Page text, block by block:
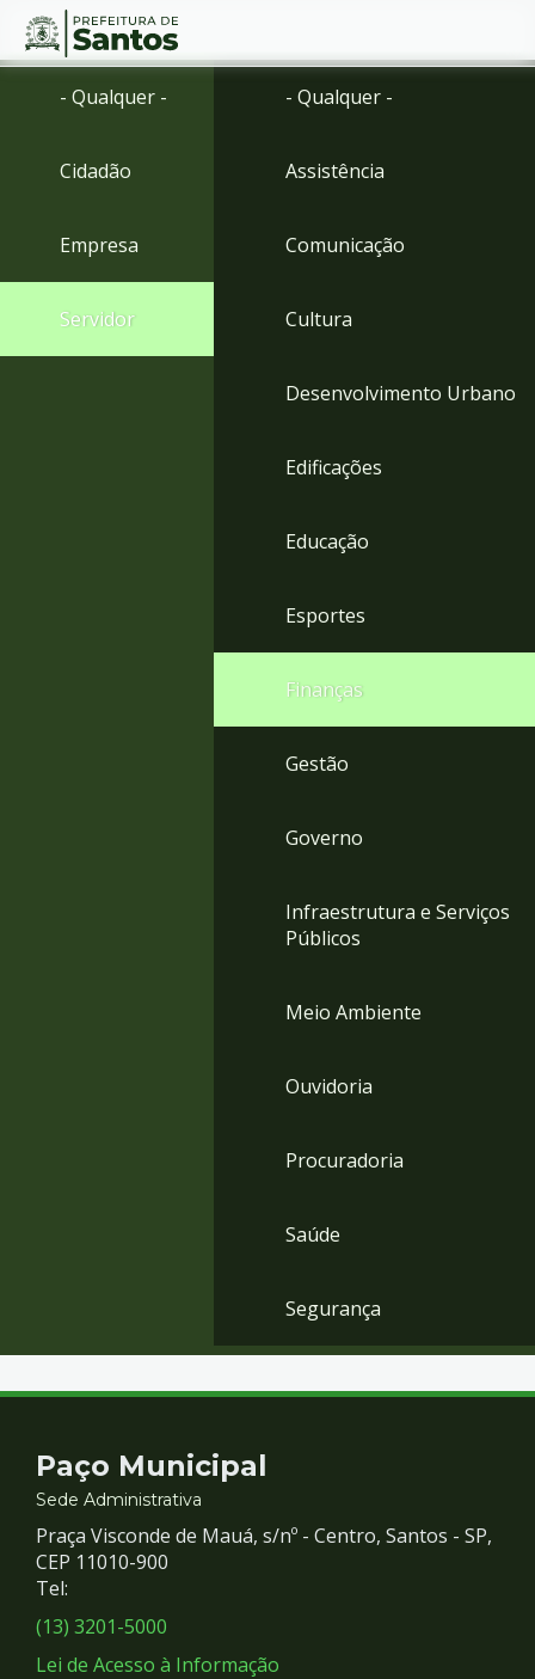
Ir
menu
para
Conteúdo
- Qualquer -
Cidadão
Empresa
Servidor
- Qualquer -
Assistência
Comunicação
Cultura
Desenvolvimento Urbano
Edificações
Educação
Esportes
Finanças
Gestão
Governo
Infraestrutura e Serviços
Públicos
Meio Ambiente
Ouvidoria
Procuradoria
Saúde
Segurança
Contato
e
Redes
Sociais
Paço Municipal
Sede Administrativa
Praça Visconde de Mauá, s/nº - Centro, Santos - SP,
CEP 11010-900
Tel:
(13) 3201-5000
Lei de Acesso à Informação